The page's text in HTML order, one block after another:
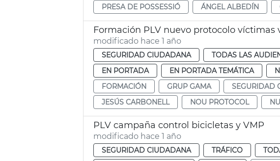
PRESA DE POSSESSIÓ
ÁNGEL ALBEDÍN
Formación PLV nuevo protocolo víctimas
modificado hace 1 año
SEGURIDAD CIUDADANA TODAS LAS
EN PORTADA
EN PORTADA TEMÁTICA
FORMACIÓN
GRUP GAMA SEGURIDAD
JESÚS CARBONELL
NOU PROTOCOL
PLV campaña control bicicletas y VMP
modificado hace 1 año
SEGURIDAD CIUDADANA TRÁFICO